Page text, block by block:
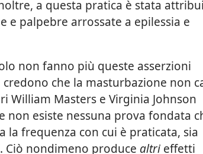
a questa pratica è stata
e palpebre arrossate a epilessia e
non fanno più queste asserzioni
che la masturbazione non
William Masters e Virginia Johnson
non esiste nessuna prova fondata
la frequenza con cui è praticata, sia
Ciò nondimeno produce altri effetti